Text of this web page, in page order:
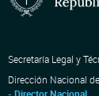
Secretaría Legal y
Dirección Nacional
- Director Nacional